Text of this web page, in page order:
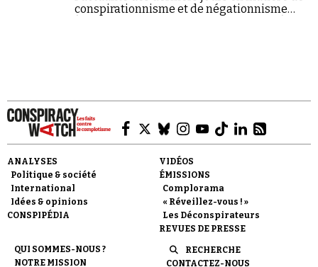
Faire un don
conspirationnisme et de négationnisme
ANALYSES
Politique & société
International
Idées & opinions
CONSPIPÉDIA
VIDÉOS
ÉMISSIONS
Complorama
« Réveillez-vous ! »
Les Déconspirateurs
REVUES DE PRESSE
QUI SOMMES-NOUS ?
NOTRE MISSION
RECHERCHE
CONTACTEZ-NOUS